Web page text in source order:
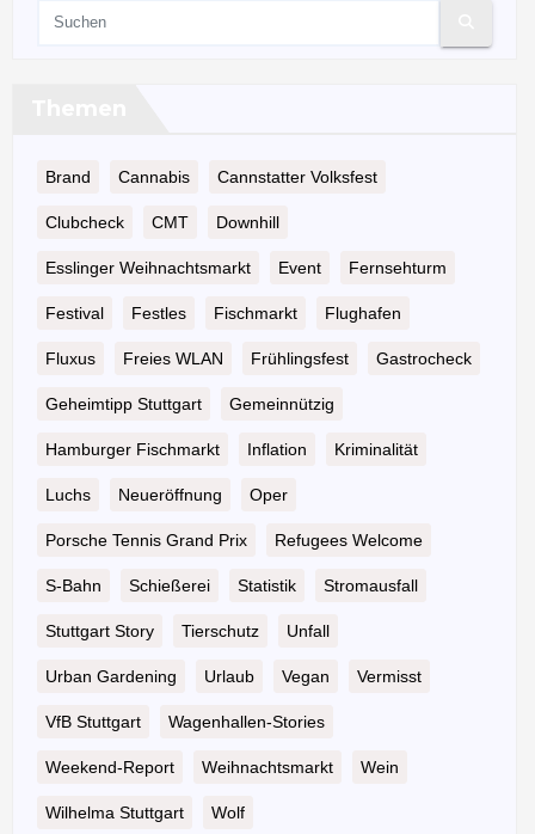
Brand Cannabis Cannstatter Volksfest
Clubcheck CMT Downhill
Esslinger Weihnachtsmarkt Event Fernsehturm
Festival Festles Fischmarkt Flughafen
Fluxus Freies WLAN Frühlingsfest Gastrocheck
Geheimtipp Stuttgart Gemeinnützig
Hamburger Fischmarkt Inflation Kriminalität
Luchs Neueröffnung Oper
Porsche Tennis Grand Prix Refugees Welcome
S-Bahn Schießerei Statistik Stromausfall
Stuttgart Story Tierschutz Unfall
Urban Gardening Urlaub Vegan Vermisst
VfB Stuttgart Wagenhallen-Stories
Weekend-Report Weihnachtsmarkt Wein
Wilhelma Stuttgart Wolf